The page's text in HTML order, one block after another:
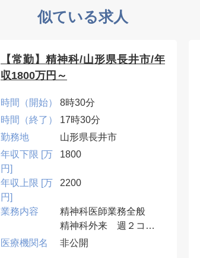
似ている求人
【常勤】精神科/山形県長井市/年
収1800万円～
時間（開始）
8時30分
時間（終了）
17時30分
勤務地
山形県長井市
年収下限 [万
円]
1800
年収上限 [万
円]
2200
業務内容
精神科医師業務全般
精神科外来 週２コ
マ ５名～１０名／コ
医療機関名 非公開